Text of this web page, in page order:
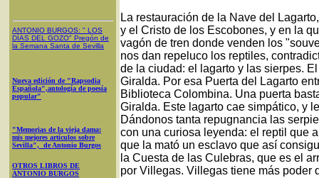
ANTONIO BURGOS: " LOS
DÍAS DEL GOZO" Pregón de
la Semana Santa de Sevilla
Nueva edición de "Rapsodia
Española",antología de poesía
popular"
"Memorias de la vieja dama:
mis mejores artículos sobre
Sevilla", de Antonio Burgos
OTROS LIBROS DE
ANTONIO BURGOS
La restauración de la Nave del
y el Cristo de los Escobones, y en la
vagón de tren donde venden los
nos dan repeluco los reptiles,
de la ciudad: el lagarto y las sierpes.
Giralda. Por esa Puerta del Lagarto
Biblioteca Colombina. Una puerta
Giralda. Este lagarto cae simpático, y
Dándonos tanta repugnancia las
con una curiosa leyenda: el reptil que
que la mató un esclavo que así
la Cuesta de las Culebras, que es el
por Villegas. Villegas tiene más poder